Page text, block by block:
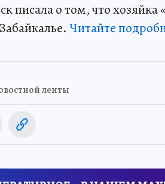
писала о том, что хозяйка
Читайте
ленты